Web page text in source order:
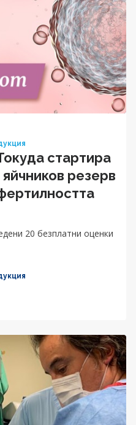
стартира
резерв
20 безплатни оценки